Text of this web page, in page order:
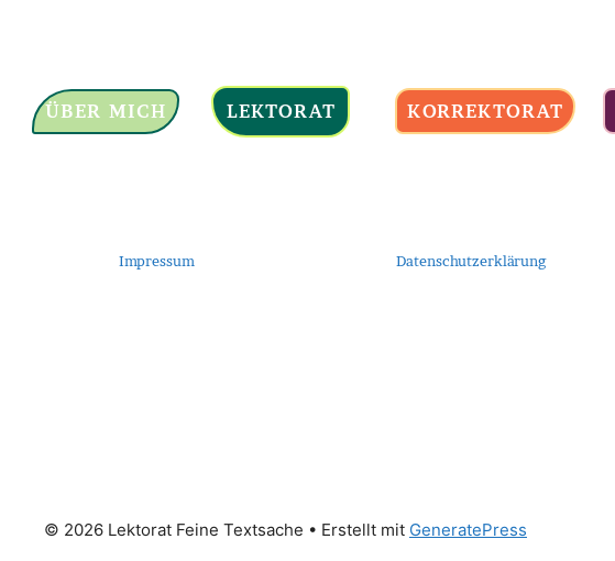
ÜBER MICH LEKTORAT KORREKTORAT
Impressum Datenschutzerklärung
© 2026 Lektorat Feine Textsache • Erstellt mit GeneratePress